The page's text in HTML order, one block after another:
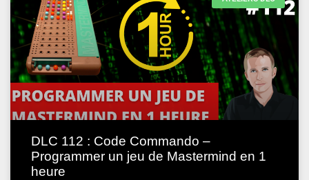
DLC 112 : Code Commando –
Programmer un jeu de Mastermind en 1
heure